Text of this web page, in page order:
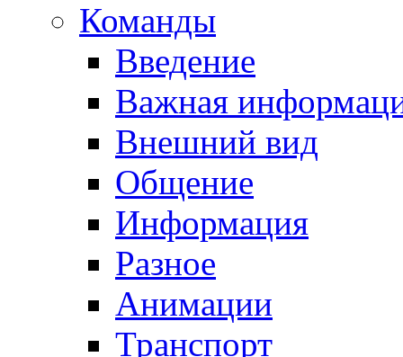
Команды
Введение
Важная
Внешний вид
Общение
Информация
Разное
Анимации
Транспорт